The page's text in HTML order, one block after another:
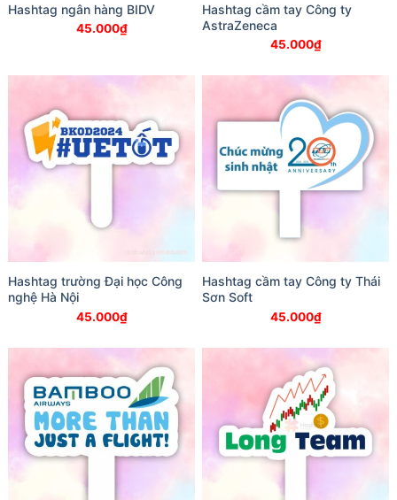
Hashtag ngân hàng BIDV
45.000₫
Hashtag cầm tay Công ty
AstraZeneca
45.000₫
Hashtag trường Đại học Công
nghệ Hà Nội
45.000₫
Hashtag cầm tay Công ty Thái
Sơn Soft
45.000₫